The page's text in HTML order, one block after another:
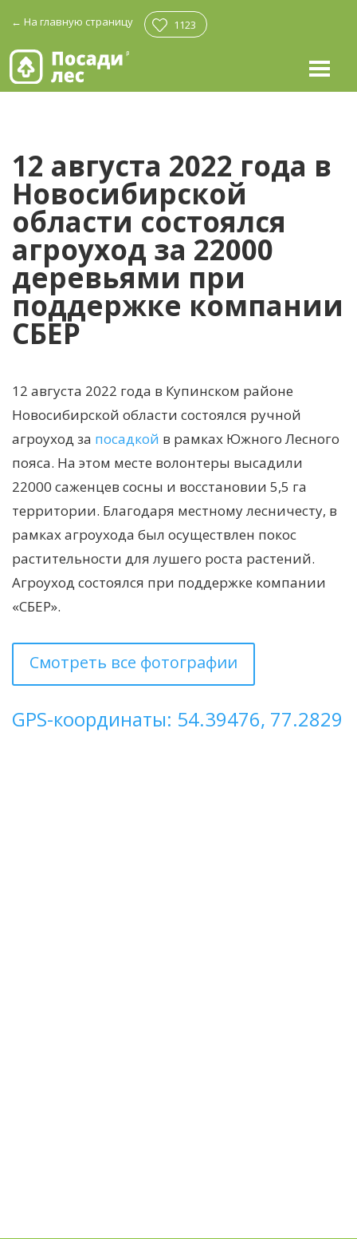
← На главную страницу 1123
12 августа 2022 года в
Новосибирской
области состоялся
агроуход за 22000
деревьями при
поддержке компании
СБЕР
12 августа 2022 года в Купинском районе
Новосибирской области состоялся ручной
агроуход за посадкой в рамках Южного Лесного
пояса. На этом месте волонтеры высадили
22000 саженцев сосны и восстановии 5,5 га
территории. Благодаря местному лесничесту, в
рамках агроухода был осуществлен покос
растительности для лушего роста растений.
Агроуход состоялся при поддержке компании
«СБЕР».
Смотреть все фотографии
GPS-координаты: 54.39476, 77.2829